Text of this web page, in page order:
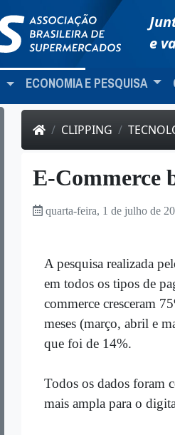
e
ECONOMIA E PESQUISA
CLIPPING
E-Commerce
quarta-feira, 1 de julho de
A pesquisa realizada
em todos os tipos de
commerce cresceram
meses (março, abril e
que foi de 14%.
Todos os dados foram
mais ampla para o